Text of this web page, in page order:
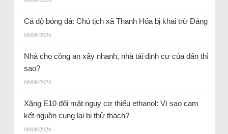
Cá độ bóng đá: Chủ tịch xã Thanh Hóa bị khai trừ Đảng
08/08/2026
Nhà cho công an xây nhanh, nhà tái định cư của dân thì
sao?
08/08/2026
Xăng E10 đối mặt nguy cơ thiếu ethanol: Vì sao cam
kết nguồn cung lại bị thử thách?
08/08/2026